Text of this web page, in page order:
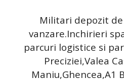
Militari depozit
vanzare.Inchirieri
parcuri logistice si
Preciziei,Valea
Maniu,Ghencea,A1